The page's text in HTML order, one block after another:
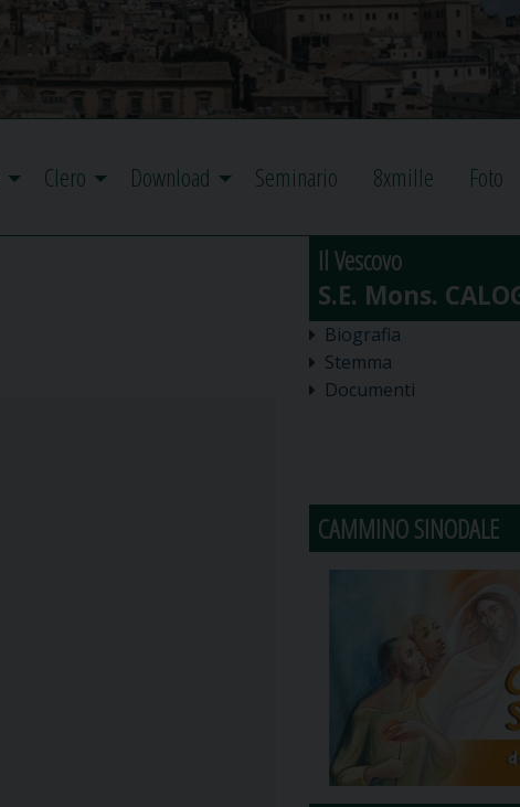
Clero Download Seminario 8xmille Foto
Il Vescovo
Biografia
Stemma
Documenti
CAMMINO SINODALE